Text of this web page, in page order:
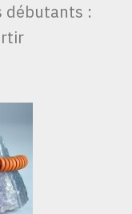
débutants :